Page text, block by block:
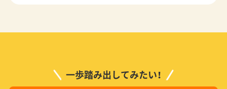
一歩踏み出してみたい！